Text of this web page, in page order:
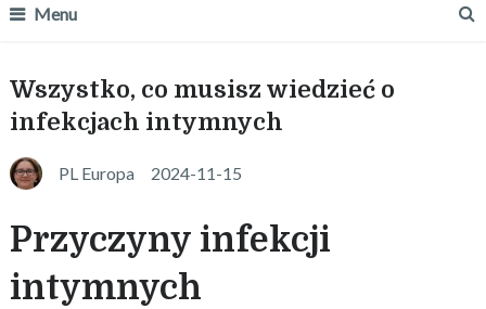
Menu
Wszystko, co musisz wiedzieć o
infekcjach intymnych
PL Europa 2024-11-15
Przyczyny infekcji
intymnych